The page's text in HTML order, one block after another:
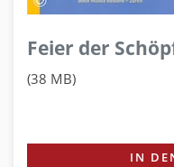
Feier der
(38 MB)
IN